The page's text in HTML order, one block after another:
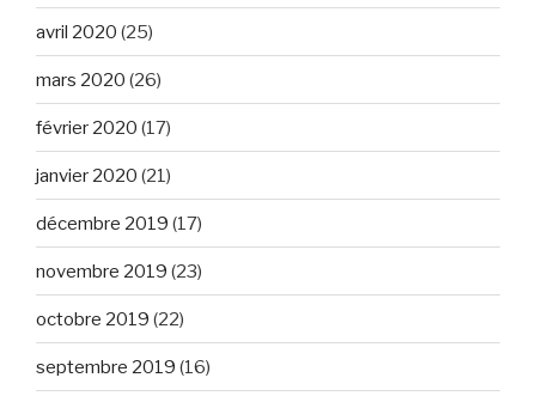
avril 2020 (25)
mars 2020 (26)
février 2020 (17)
janvier 2020 (21)
décembre 2019 (17)
novembre 2019 (23)
octobre 2019 (22)
septembre 2019 (16)